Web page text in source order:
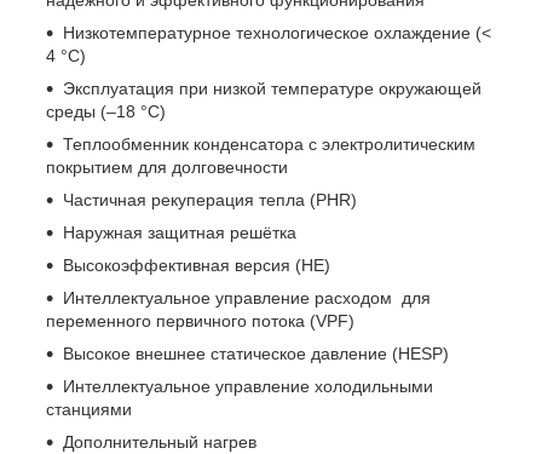
Низкотемпературное технологическое охлаждение (<
4 °C)
Эксплуатация при низкой температуре окружающей
среды (–18 °C)
Теплообменник конденсатора с электролитическим
покрытием для долговечности
Частичная рекуперация тепла (PHR)
Наружная защитная решётка
Высокоэффективная версия (HE)
Интеллектуальное управление расходом для
переменного первичного потока (VPF)
Высокое внешнее статическое давление (HESP)
Интеллектуальное управление холодильными
станциями
Дополнительный нагрев